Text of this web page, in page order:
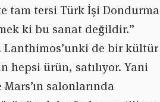
tam tersi Türk İşi Dondurma
ki bu sanat değildir.”
Lanthimos’unki de bir kültür
hepsi ürün, satılıyor. Yani
salonlarında